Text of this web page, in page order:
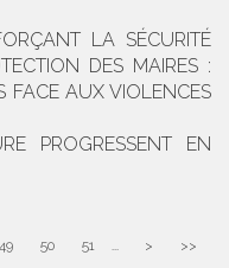
LA SÉCURITÉ
DES MAIRES :
FACE AUX VIOLENCES
PROGRESSENT EN
49 50 51 ... > >>